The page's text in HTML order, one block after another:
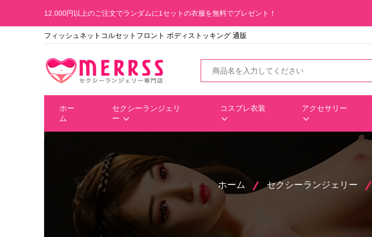
12,000円以上のご注文でランダムに1セットの衣服を無料でプレゼント！
フィッシュネットコルセットフロント ボディストッキング 通販
ホー
ム
セクシーランジェリ
ー
コスプレ衣装 アクセサリー
ホーム セクシーランジェリー